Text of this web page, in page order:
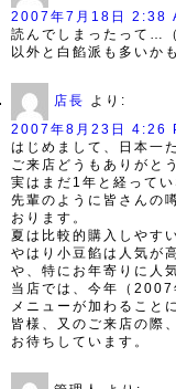
2007年7月18日 2:38
読んでしまったって…（
以外と白餡派も多いか
店長 より:
2007年8月23日 4:26
はじめまして、日本一
ご来店どうもありがと
実はまだ1年と経って
先輩のように皆さんの
おります。
夏は比較的購入しやす
やはり小豆餡は人気が
や、特にお年寄りに人
当店では、今年（
メニューが加わること
皆様、又のご来店の際
お待ちしています。